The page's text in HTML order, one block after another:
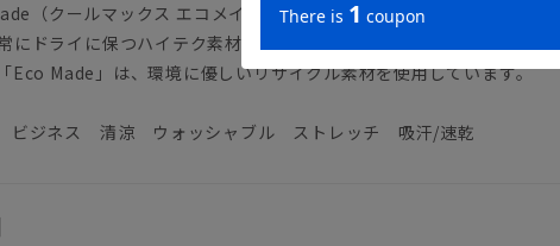
（クールマックス エコメイド）／綿の5倍のスピードで汗を吸収・
にドライに保つハイテク素材。通気性にも優れ、サラリと快適な着用
Eco Made」は、環境に優しいリサイクル素材を使用しています。
ビジネス 清涼 ウォッシャブル ストレッチ 吸汗/速乾